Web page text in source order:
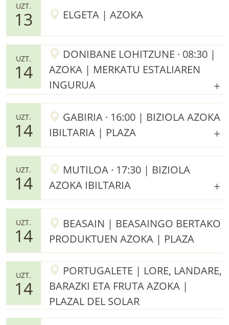
UZT.
13 ELGETA | AZOKA
UZT.
14
DONIBANE LOHITZUNE · 08:30 |
AZOKA | MERKATU ESTALIAREN
INGURUA
UZT.
14
GABIRIA · 16:00 | BIZIOLA AZOKA
IBILTARIA | PLAZA
UZT.
14
MUTILOA · 17:30 | BIZIOLA
AZOKA IBILTARIA
UZT.
14
BEASAIN | BEASAINGO BERTAKO
PRODUKTUEN AZOKA | PLAZA
UZT.
14
PORTUGALETE | LORE, LANDARE,
BARAZKI ETA FRUTA AZOKA |
PLAZAL DEL SOLAR